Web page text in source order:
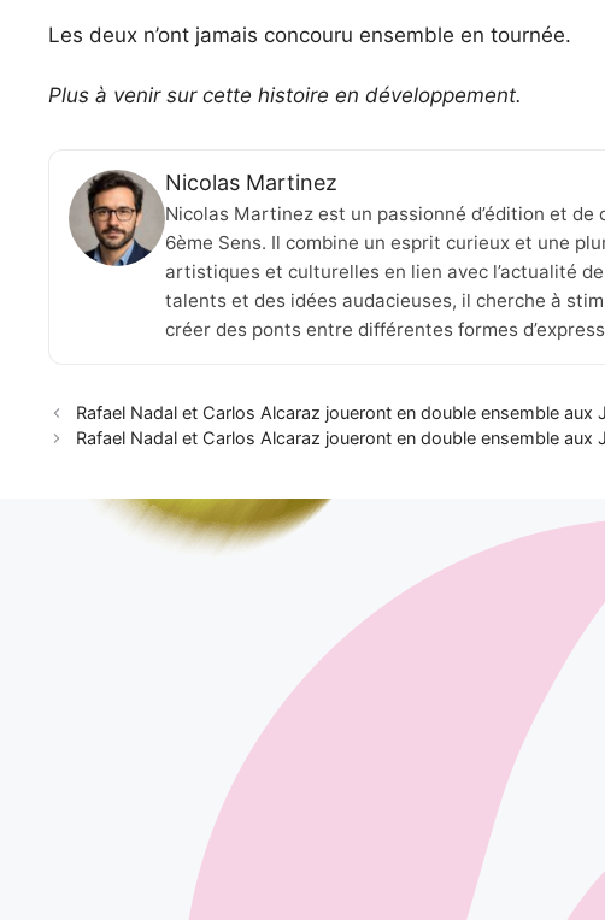
Les deux n’ont jamais concouru ensemble en tournée.
Plus à venir sur cette histoire en développement.
Nicolas Martinez
Nicolas Martinez est un passionné d’édition et
6ème Sens. Il combine un esprit curieux et une
artistiques et culturelles en lien avec l’actualité
talents et des idées audacieuses, il cherche à
créer des ponts entre différentes formes
Rafael Nadal et Carlos Alcaraz joueront en double ensemble aux
Rafael Nadal et Carlos Alcaraz joueront en double ensemble aux